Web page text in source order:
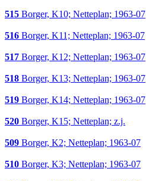
515 Borger, K10; Netteplan; 1963-07
516 Borger, K11; Netteplan; 1963-07
517 Borger, K12; Netteplan; 1963-07
518 Borger, K13; Netteplan; 1963-07
519 Borger, K14; Netteplan; 1963-07
520 Borger, K15; Netteplan; z.j.
509 Borger, K2; Netteplan; 1963-07
510 Borger, K3; Netteplan; 1963-07